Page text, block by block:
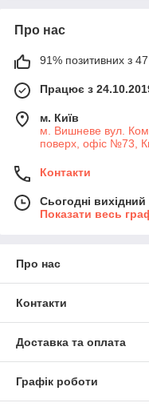
Про нас
91% позитивних з 47
Працює з
м. Київ
м. Вишневе вул.
поверх, офіс №73,
Контакти
Сьогодні вихідний
Показати весь
Про нас
Контакти
Доставка та оплата
Графік роботи